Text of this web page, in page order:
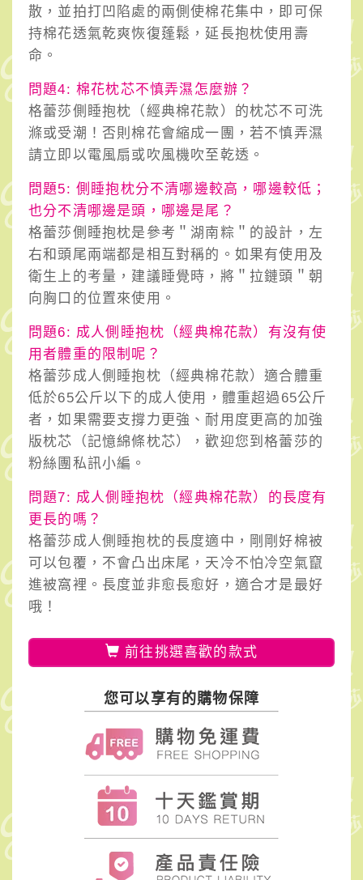
散，並拍打凹陷處的兩側使棉花集中，即可保
持棉花透氣乾爽恢復蓬鬆，延長抱枕使用壽
命。
問題4: 棉花枕芯不慎弄濕怎麼辦？
格蕾莎側睡抱枕（經典棉花款）的枕芯不可洗
滌或受潮！否則棉花會縮成一團，若不慎弄濕
請立即以電風扇或吹風機吹至乾透。
問題5: 側睡抱枕分不清哪邊較高，哪邊較低；
也分不清哪邊是頭，哪邊是尾？
格蕾莎側睡抱枕是參考＂湖南粽＂的設計，左
右和頭尾兩端都是相互對稱的。如果有使用及
衛生上的考量，建議睡覺時，將＂拉鏈頭＂朝
向胸口的位置來使用。
問題6: 成人側睡抱枕（經典棉花款）有沒有使
用者體重的限制呢？
格蕾莎成人側睡抱枕（經典棉花款）適合體重
低於65公斤以下的成人使用，體重超過65公斤
者，如果需要支撐力更強、耐用度更高的加強
版枕芯（記憶綿條枕芯），歡迎您到格蕾莎的
粉絲團私訊小編。
問題7: 成人側睡抱枕（經典棉花款）的長度有
更長的嗎？
格蕾莎成人側睡抱枕的長度適中，剛剛好棉被
可以包覆，不會凸出床尾，天冷不怕冷空氣竄
進被窩裡。長度並非愈長愈好，適合才是最好
哦！
前往挑選喜歡的款式
您可以享有的購物保障